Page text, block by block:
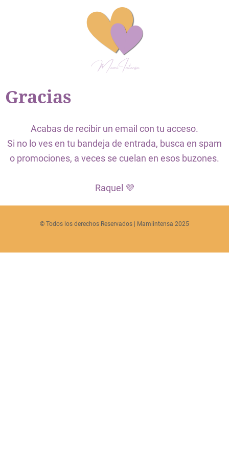
Gracias
Acabas de recibir un email con tu acceso.
Si no lo ves en tu bandeja de entrada, busca en spam
o promociones, a veces se cuelan en esos buzones.
Raquel 💜
© Todos los derechos Reservados | Mamiintensa 2025